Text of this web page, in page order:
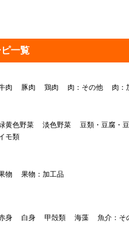
一覧
肉 豚肉 鶏肉 肉：その他 肉：
黄色野菜 淡色野菜 豆類・豆腐・
モ類
物 果物：加工品
身 白身 甲殻類 海藻 魚介：そ